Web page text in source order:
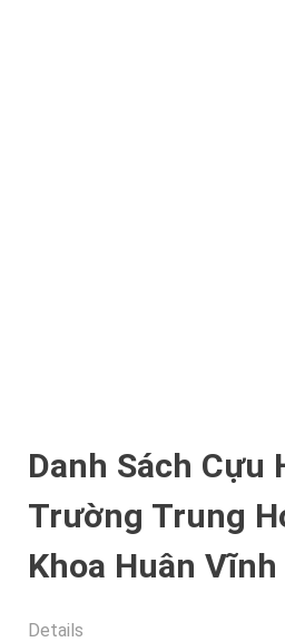
Danh Sách Cựu
Trường Trung
Khoa Huân
Details